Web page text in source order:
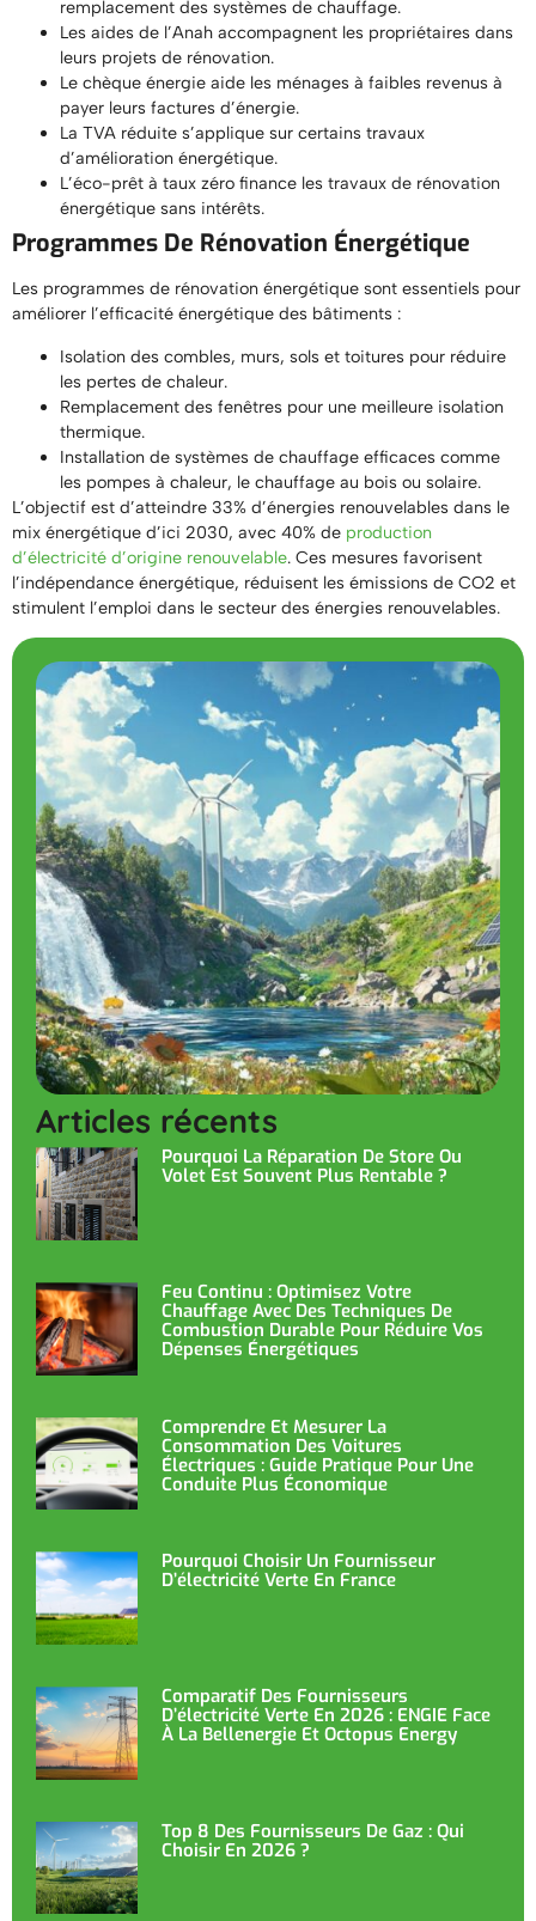
remplacement des systèmes de chauffage.
Les aides de l’Anah accompagnent les propriétaires dans
leurs projets de rénovation.
Le chèque énergie aide les ménages à faibles revenus à
payer leurs factures d’énergie.
La TVA réduite s’applique sur certains travaux
d’amélioration énergétique.
L’éco-prêt à taux zéro finance les travaux de rénovation
énergétique sans intérêts.
Programmes De Rénovation Énergétique
Les programmes de rénovation énergétique sont essentiels pour
améliorer l’efficacité énergétique des bâtiments :
Isolation des combles, murs, sols et toitures pour réduire
les pertes de chaleur.
Remplacement des fenêtres pour une meilleure isolation
thermique.
Installation de systèmes de chauffage efficaces comme
les pompes à chaleur, le chauffage au bois ou solaire.
L’objectif est d’atteindre 33% d’énergies renouvelables dans le
mix énergétique d’ici 2030, avec 40% de production
d’électricité d’origine renouvelable. Ces mesures favorisent
l’indépendance énergétique, réduisent les émissions de CO2 et
stimulent l’emploi dans le secteur des énergies renouvelables.
Articles récents
Pourquoi La Réparation De Store Ou
Volet Est Souvent Plus Rentable ?
Feu Continu : Optimisez Votre
Chauffage Avec Des Techniques De
Combustion Durable Pour Réduire Vos
Dépenses Énergétiques
Comprendre Et Mesurer La
Consommation Des Voitures
Électriques : Guide Pratique Pour Une
Conduite Plus Économique
Pourquoi Choisir Un Fournisseur
D’électricité Verte En France
Comparatif Des Fournisseurs
D’électricité Verte En 2026 : ENGIE Face
À La Bellenergie Et Octopus Energy
Top 8 Des Fournisseurs De Gaz : Qui
Choisir En 2026 ?